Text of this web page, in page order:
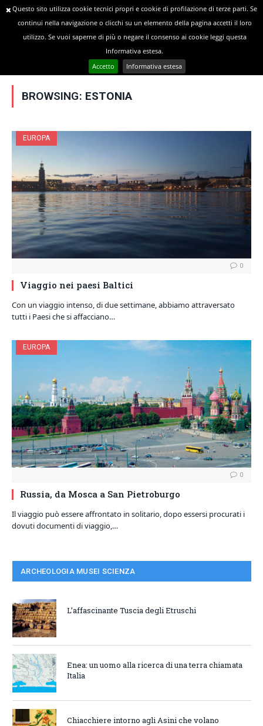
Posts Tagged "Estonia"
BROWSING: ESTONIA
EUROPA
0
Viaggio nei paesi Baltici
Con un viaggio intenso, di due settimane, abbiamo attraversato
tutti i Paesi che si affacciano…
EUROPA
0
Russia, da Mosca a San Pietroburgo
Il viaggio può essere affrontato in solitario, dopo essersi procurati i
dovuti documenti di viaggio,…
ARCHEOLOGIA MUSEI SCIENZA
L’affascinante Tuscia degli Etruschi
Enea: un uomo alla ricerca di una terra chiamata
Italia
Chiacchiere intorno agli Asini che volano
Questo sito utilizza cookie tecnici propri e cookie di profilazione di terze parti. Se
continui nella navigazione o clicchi su un elemento della pagina accetti il loro
utilizzo. Se vuoi saperne di più o negare il consenso ai cookie leggi questa
Informativa estesa.
Accetto
Informativa estesa